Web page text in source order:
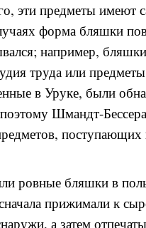
эти предметы имеют
форма бляшки
например,
труда или
в Уруке, были
Шмандт-
поступающих
ровные бляшки в
прижимали к
а затем